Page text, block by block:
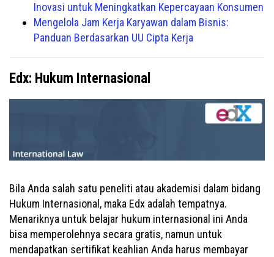
Inovasi untuk Meningkatkan Kepercayaan Konsumen
Mengelola Jam Kerja Karyawan dalam Bisnis:
Panduan Berdasarkan UU Cipta Kerja
Edx: Hukum Internasional
Bila Anda salah satu peneliti atau akademisi dalam bidang
Hukum Internasional, maka Edx adalah tempatnya.
Menariknya untuk belajar hukum internasional ini Anda
bisa memperolehnya secara gratis, namun untuk
mendapatkan sertifikat keahlian Anda harus membayar